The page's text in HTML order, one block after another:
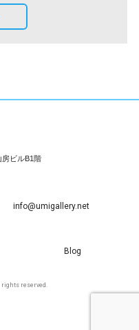
房ビルB1階
info@umigallery.net
Blog
reserved.